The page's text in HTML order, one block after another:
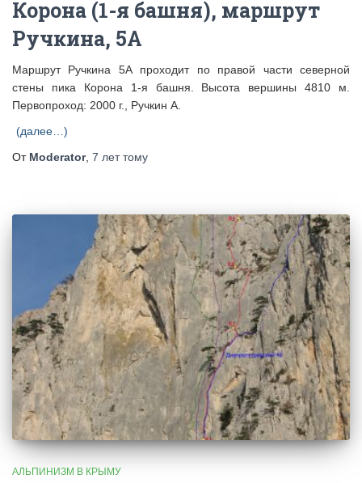
Корона (1-я башня), маршрут
Ручкина, 5А
Маршрут Ручкина 5А проходит по правой части северной
стены пика Корона 1-я башня. Высота вершины 4810 м.
Первопроход: 2000 г., Ручкин А.
(далее…)
От Moderator, 7 леттому
АЛЬПИНИЗМ В КРЫМУ